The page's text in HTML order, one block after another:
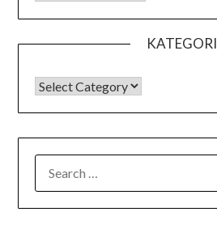
KATEGORI
KATEGORI
FOR: